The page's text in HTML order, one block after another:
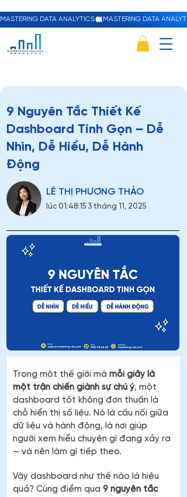
MASTERING DATA ANALYTICS
9 Nguyên Tắc Thiết Kế
Dashboard Tinh Gọn – Dễ
Nhìn, Dễ Hiểu, Dễ Hành
Động
LÊ THỊ PHƯƠNG THẢO
lúc 01:48:15 3 tháng 11, 2025
Trong một thế giới mà mỗi giây là
một trận chiến giành sự chú ý, một
dashboard tốt không đơn thuần là
chỗ hiển thị số liệu. Nó là cầu nối giữa
dữ liệu và hành động, là nơi giúp
người xem hiểu chuyện gì đang xảy ra
— và nên làm gì tiếp theo.
Vậy dashboard như thế nào là hiệu
quả? Cùng điểm qua 9 nguyên tắc